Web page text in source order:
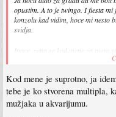
opustim. A to je twingo. I fiesta
konzolu kad vidim, hoce mi nesto
svidja.
Inace, zena se kod mene za puno
Kod mene je suprotno, ja
tebe je ko stvorena multipla,
mužjaka u akvarijumu.